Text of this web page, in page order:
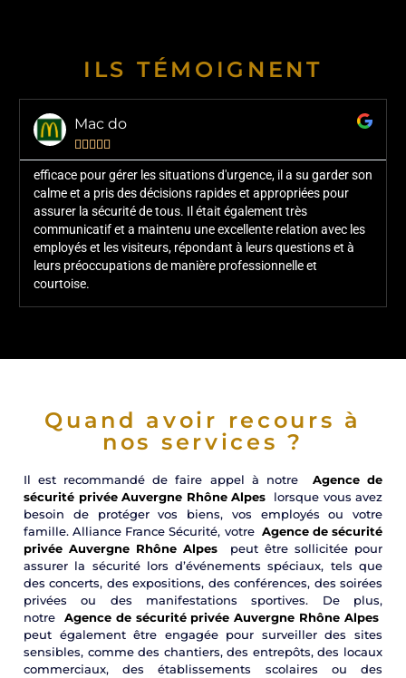
ILS TÉMOIGNENT
Mac do
    
efficace pour gérer les situations d'urgence, il a su garder son
calme et a pris des décisions rapides et appropriées pour
assurer la sécurité de tous. Il était également très
communicatif et a maintenu une excellente relation avec les
employés et les visiteurs, répondant à leurs questions et à
leurs préoccupations de manière professionnelle et
courtoise.
Quand avoir recours à
nos services ?
Il est recommandé de faire appel à notre Agence de
sécurité privée Auvergne Rhône Alpes lorsque vous avez
besoin de protéger vos biens, vos employés ou votre
famille. Alliance France Sécurité, votre Agence de sécurité
privée Auvergne Rhône Alpes peut être sollicitée pour
assurer la sécurité lors d’événements spéciaux, tels que
des concerts, des expositions, des conférences, des soirées
privées ou des manifestations sportives. De plus,
notre Agence de sécurité privée Auvergne Rhône Alpes
peut également être engagée pour surveiller des sites
sensibles, comme des chantiers, des entrepôts, des locaux
commerciaux, des établissements scolaires ou des